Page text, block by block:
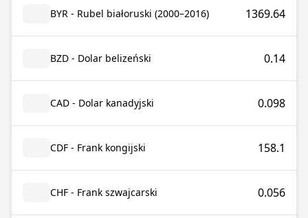
BYR - Rubel białoruski (2000–2016) 1369.64
BZD - Dolar belizeński 0.14
CAD - Dolar kanadyjski 0.098
CDF - Frank kongijski 158.1
CHF - Frank szwajcarski 0.056